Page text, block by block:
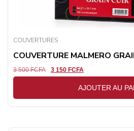
COUVERTURES
COUVERTURE MALMERO
3 500FCFA 3 150 FCFA
AJOUTER AU